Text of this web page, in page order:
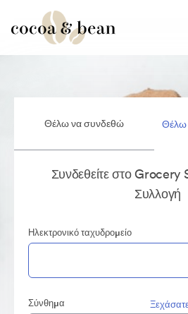
Θέλω να συνδεθώ Θέλω
Συνδεθείτε στο Grocery
Συλλογή
Ηλεκτρονικό ταχυδρομείο
Σύνθημα